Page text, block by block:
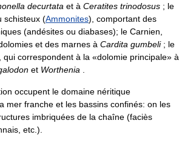
decurtata et à Ceratites trinodosus ; le
schisteux (Ammonites), comportant des
(andésites ou diabases); le Carnien,
et des marnes à Cardita gumbeli; le
qui correspondent à la «dolomie principale» à
et Worthenia
occupent le domaine néritique
mer franche et les bassins confinés: on les
imbriquées de la chaîne (faciès
etc.).